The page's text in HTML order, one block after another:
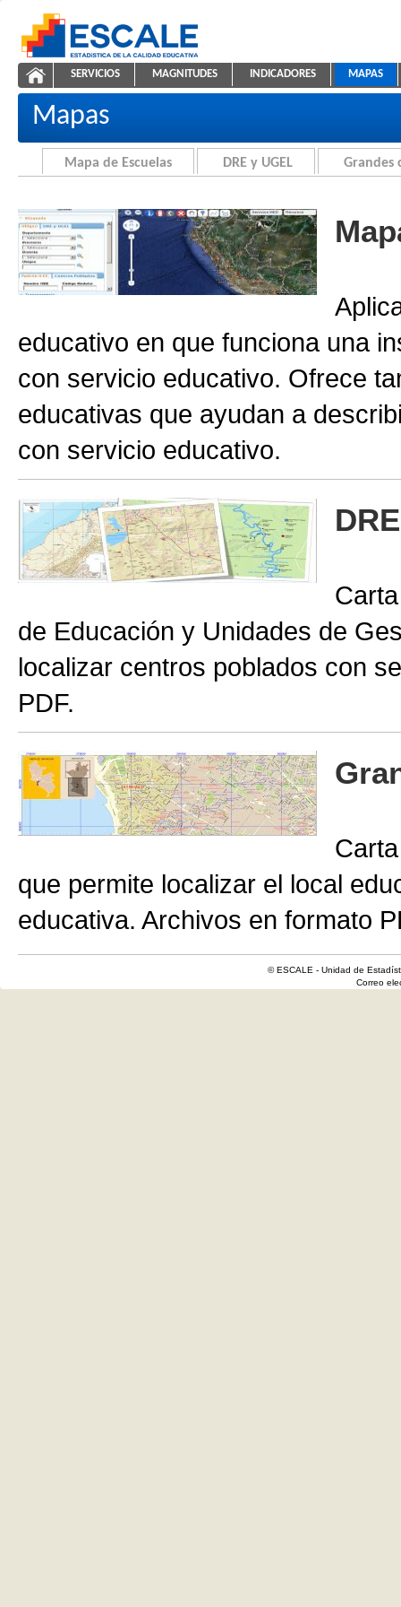
ESCALE - Unidad de Estadística Educativa
Cartografía de la Educación
NAVEGACIÓN
SERVICIOS MAGNITUDES INDICADORES MAPAS
Mapas
Mapa de Escuelas DRE y UGEL Grandes
educativo en que funciona una
con servicio educativo. Ofrece
educativas que ayudan a
con servicio educativo.
de Educación y Unidades de
localizar centros poblados con
PDF.
que permite localizar el local
educativa. Archivos en formato
© ESCALE - Unidad de
Correo